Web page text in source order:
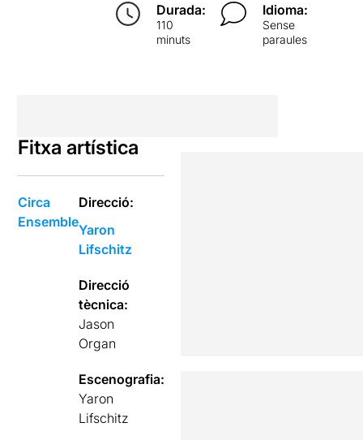
Durada:
110
minuts
Idioma:
Sense
paraules
Fitxa artística
Circa
Ensemble
Direcció:
Yaron
Lifschitz
Direcció
tècnica:
Jason
Organ
Escenografia:
Yaron
Lifschitz